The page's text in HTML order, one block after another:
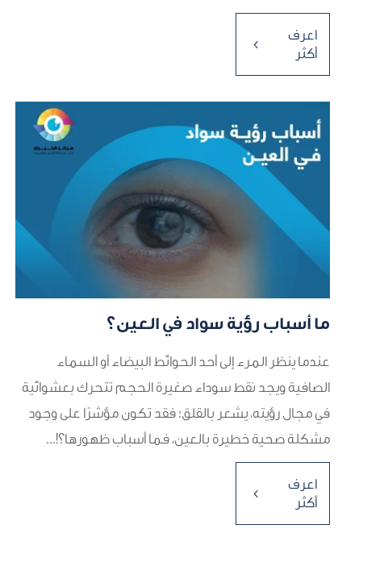
اعرف
أكثر
4
ما أسباب رؤية سواد في العين؟
عندما ينظر المرء إلى أحد الحوائط البيضاء أو السماء
الصافية ويجد نقط سوداء صغيرة الحجم تتحرك بعشوائية
في مجال رؤيته، يشعر بالقلق؛ فقد تكون مؤشرًا على وجود
مشكلة صحية خطيرة بالعين، فما أسباب ظهورها؟!...
اعرف
أكثر
4